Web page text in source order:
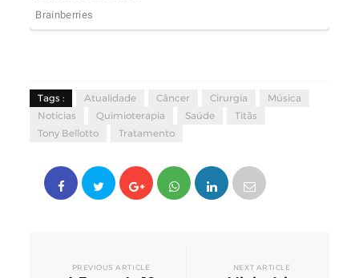
Tags : Atualidade Câncer Cirurgia
Música
Notícias
Quimioterapia Saúde
Titãs
Tony Bellotto
Tratamento
PREVIOUS ARTICLE NEXT ARTICLE